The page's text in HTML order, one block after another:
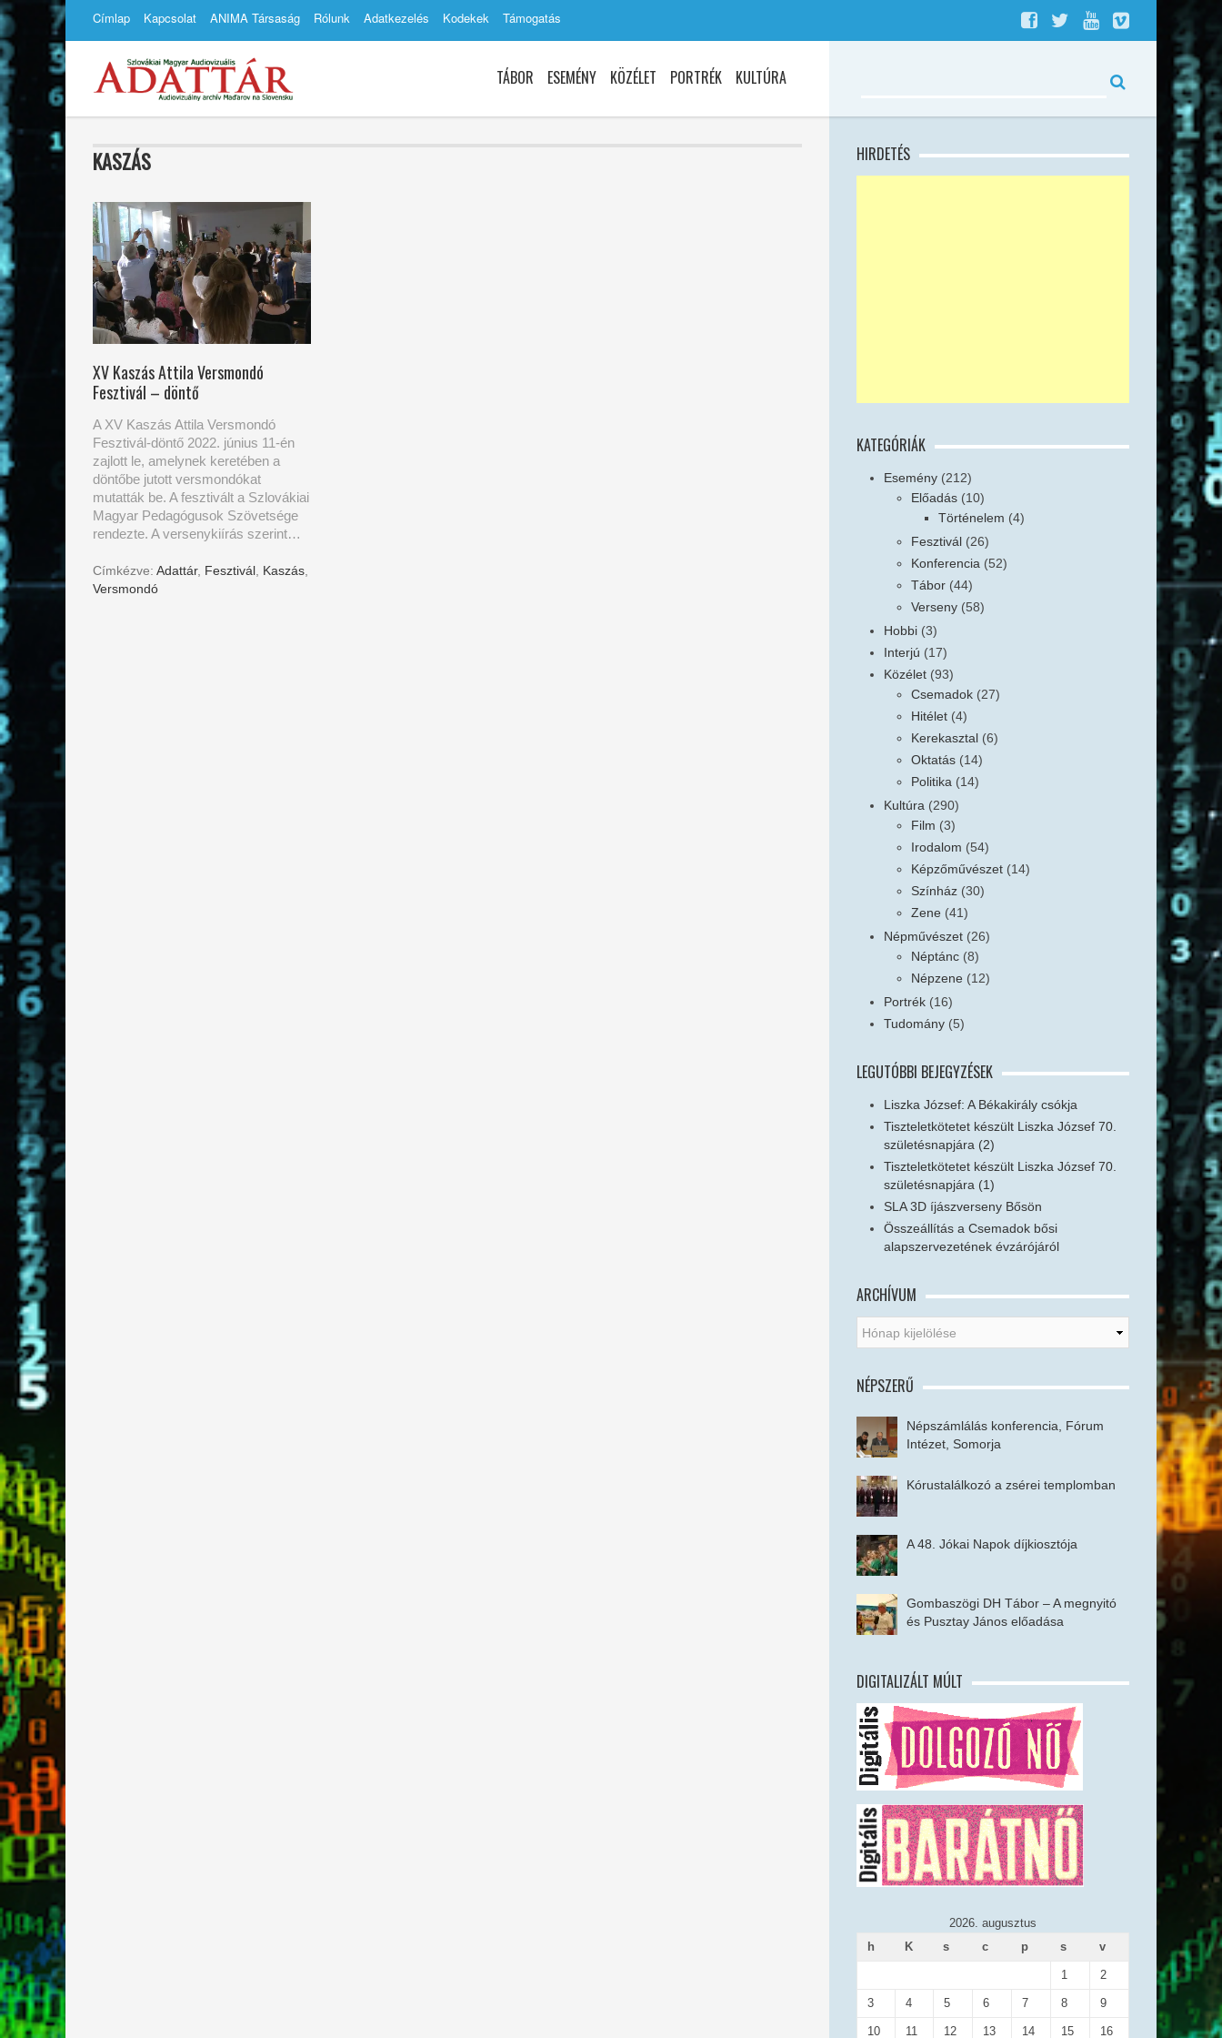
Címlap Kapcsolat ANIMA Társaság Rólunk Adatkezelés Kodekek Támogatás
TÁBOR ESEMÉNY KÖZÉLET PORTRÉK KULTÚRA
KASZÁS
XV Kaszás Attila Versmondó
Fesztivál – döntő
A XV Kaszás Attila Versmondó
Fesztivál-döntő 2022. június 11-én
zajlott le, amelynek keretében a
döntőbe jutott versmondókat
mutatták be. A fesztivált a Szlovákiai
Magyar Pedagógusok Szövetsége
rendezte. A versenykiírás szerint…
Címkézve: Adattár, Fesztivál Kaszás
Versmondó
HIRDETÉS
KATEGÓRIÁK
Esemény (212)
Előadás (10)
Történelem (4)
Fesztivál (26)
Konferencia (52)
Tábor (44)
Verseny (58)
Hobbi (3)
Interjú (17)
Közélet (93)
Csemadok (27)
Hitélet (4)
Kerekasztal (6)
Oktatás (14)
Politika (14)
Kultúra (290)
Film (3)
Irodalom (54)
Képzőművészet (14)
Színház (30)
Zene (41)
Népművészet (26)
Néptánc (8)
Népzene (12)
Portrék (16)
Tudomány (5)
LEGUTÓBBI BEJEGYZÉSEK
Liszka József: A Békakirály csókja
Tiszteletkötetet készült Liszka József 70.
születésnapjára (2)
Tiszteletkötetet készült Liszka József 70.
születésnapjára (1)
SLA 3D íjászverseny Bősön
Összeállítás a Csemadok bősi
alapszervezetének évzárójáról
ARCHÍVUM
NÉPSZERŰ
Népszámlálás konferencia, Fórum
Intézet, Somorja
Kórustalálkozó a zsérei templomban
A 48. Jókai Napok díjkiosztója
Gombaszögi DH Tábor – A megnyitó
és Pusztay János előadása
DIGITALIZÁLT MÚLT
2026. augusztus
h
K s c p s v
1 2
3 4 5 6 7 8 9
10 11 12 13 14 15 16